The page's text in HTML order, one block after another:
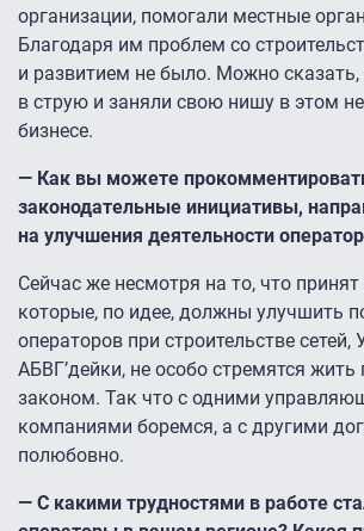
организации, помогали местные
Благодаря им проблем со
и развитием не было. Можно
в струю и заняли свою нишу в этом
бизнесе.
— Как вы можете
законодательные инициативы,
на улучшения деятельности
Сейчас же несмотря на то, что
которые, по идее, должны улучшить
операторов при строительстве
АБВГ’дейки, не особо стремятся жить
законом. Так что с одними
компаниями боремся, а с другими
полюбовно.
— С какими трудностями в работе